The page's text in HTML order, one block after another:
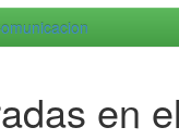
en